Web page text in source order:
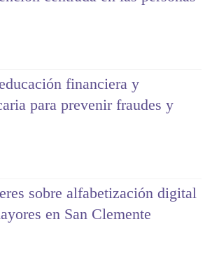
financiera y
para prevenir fraudes y
sobre alfabetización digital
en San Clemente